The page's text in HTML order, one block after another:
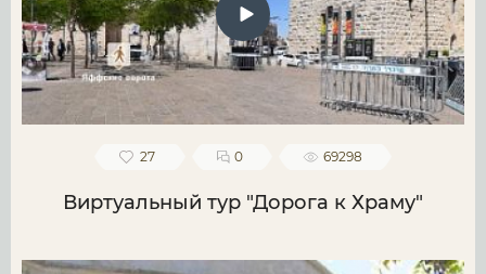
27 0 69298
Виртуальный тур "Дорога к Храму"